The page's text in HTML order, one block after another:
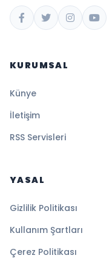
KURUMSAL
Künye
İletişim
RSS Servisleri
YASAL
Gizlilik Politikası
Kullanım Şartları
Çerez Politikası